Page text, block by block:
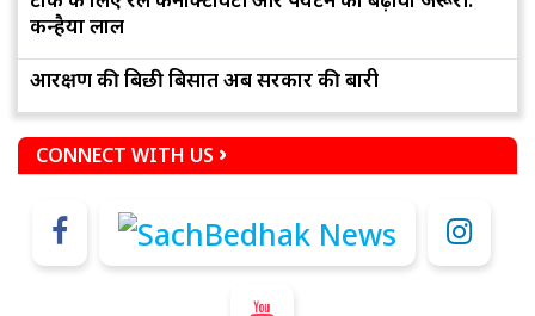
कन्हैया लाल
आरक्षण की बिछी बिसात अब सरकार की बारी
CONNECT WITH US